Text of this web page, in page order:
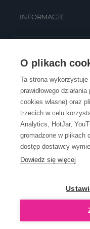
O plikach
Ta strona
prawidłowego
cookies własne) oraz
trzecich w celu
Analytics, HotJar,
gromadzone w plikach
dostęp dostawcy
Dowiedz się więcej
INFORMACJE
OBSŁUGA KLIENTA
KONTAKT